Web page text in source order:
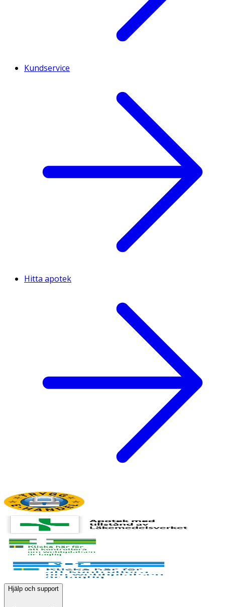
Kundservice
Hitta apotek
Hjälp och support